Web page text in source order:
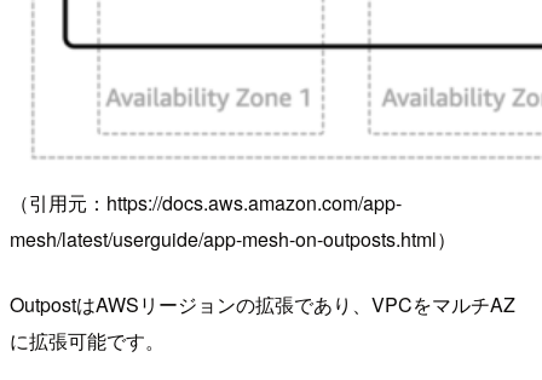
（引用元：https://docs.aws.amazon.com/app-
mesh/latest/userguide/app-mesh-on-outposts.html）
OutpostはAWSリージョンの拡張であり、VPCをマルチAZ
に拡張可能です。